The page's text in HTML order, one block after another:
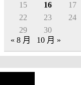
15
16 17
22
23 24
29
30
« 8 月
10 月 »